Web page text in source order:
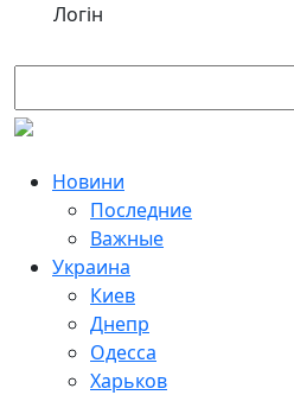
Логін
Новини
Последние
Важные
Украина
Киев
Днепр
Одесса
Харьков